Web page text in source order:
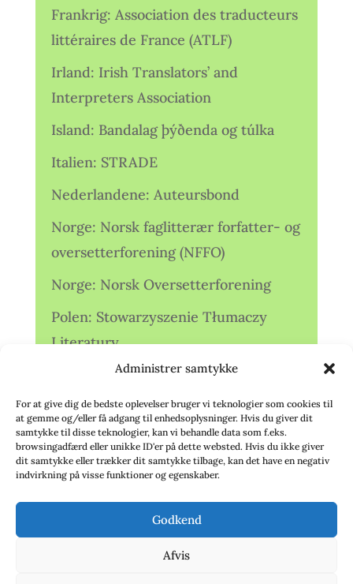
Administrer samtykke
For at give dig de bedste oplevelser bruger vi teknologier som cookies til
at gemme og/eller få adgang til enhedsoplysninger. Hvis du giver dit
samtykke til disse teknologier, kan vi behandle data som f.eks.
browsingadfærd eller unikke ID'er på dette websted. Hvis du ikke giver
dit samtykke eller trækker dit samtykke tilbage, kan det have en negativ
indvirkning på visse funktioner og egenskaber.
Godkend
Afvis
Frankrig: Association des traducteurs
littéraires de France (ATLF)
Irland: Irish Translators’ and
Interpreters Association
Island: Bandalag þýðenda og túlka
Italien: STRADE
Nederlandene: Auteursbond
Norge: Norsk faglitterær forfatter- og
oversetterforening (NFFO)
Norge: Norsk Oversetterforening
Polen: Stowarzyszenie Tłumaczy
Literatury
Storbritannien: Translators
Association (TA)
Sverige: Översättarsektionen (Ö.)
Sverige: Översättarcentrum (ÖC)
deutschsprachiger Übersetzer (VdÜ)